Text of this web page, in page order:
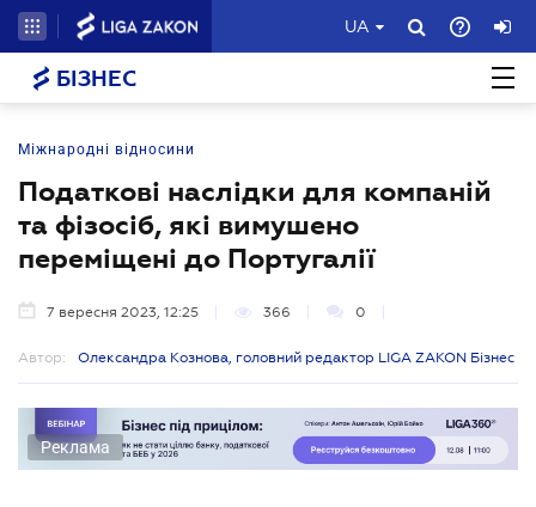
UA
БІЗНЕС
Міжнародні відносини
Податкові наслідки для компаній
та фізосіб, які вимушено
переміщені до Португалії
7 вересня 2023, 12:25 366 0
Автор: Олександра Кознова, головний редактор LIGA ZAKON Бізнес
Реклама